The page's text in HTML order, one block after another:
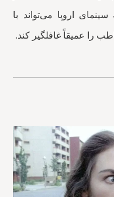
اروپا می‌تواند با
را عمیقاً غافلگیر کند.